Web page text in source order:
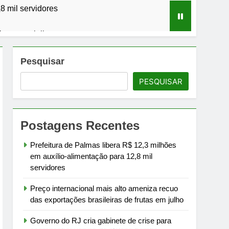
mil servidores
em julho
mostra IGet Getnet/Santander
Pesquisar
PESQUISAR
Postagens Recentes
Prefeitura de Palmas libera R$ 12,3 milhões
em auxílio-alimentação para 12,8 mil
servidores
Preço internacional mais alto ameniza recuo
das exportações brasileiras de frutas em julho
Governo do RJ cria gabinete de crise para